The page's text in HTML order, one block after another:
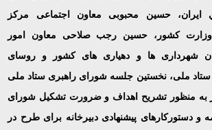
حسین محبوبی معاون اجتماعی مرکز
وزارت کشور، حسین رجب صلاحی معاون امور
شهرداری ها و دهیاری های کشور و روسای
ملی، نخستین جلسه شورای راهبری ستاد ملی
به منظور تشریح اهداف و ضرورت تشکیل شورای
و دستورکارهای پیشنهادی دبیرخانه برای طرح در